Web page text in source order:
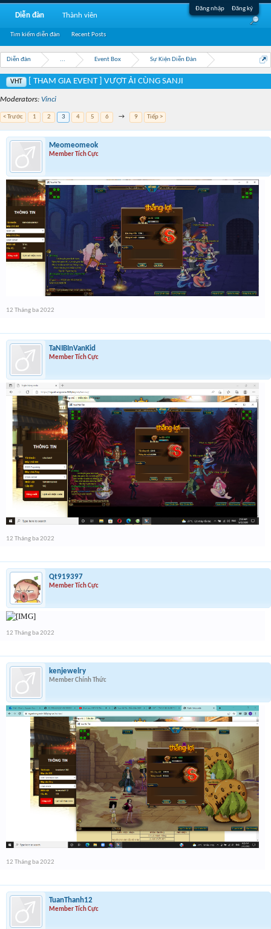
Đăng nhập Đăng ký
Diễn đàn ... Event Box Sự Kiện Diễn Đàn
VHT [ THAM GIA EVENT ] VƯỢT ẢI CÙNG SANJI
Moderators: Vinci
< Trước 1 2 3 4 5 6 → 9 Tiếp >
Meomeomeok
Member Tích Cực
12 Tháng ba 2022
TaNIBInVanKid
Member Tích Cực
12 Tháng ba 2022
Qt919397
Member Tích Cực
12 Tháng ba 2022
kenjewelry
Member Chính Thức
12 Tháng ba 2022
TuanThanh12
Member Tích Cực
Diễn đàn
Tìm kiếm diễn đàn Recent Posts
Thành viên